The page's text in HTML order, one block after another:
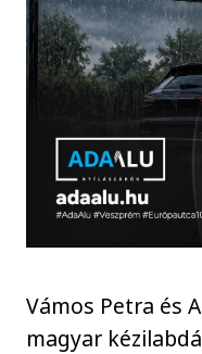
Vámos Petra és
magyar